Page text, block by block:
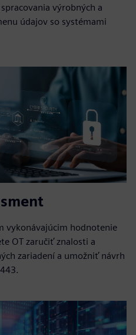
výrobných a
údajov so systémami
vykonávajúcim hodnotenie
OT zaručiť znalosti a
zariadení a umožniť návrh